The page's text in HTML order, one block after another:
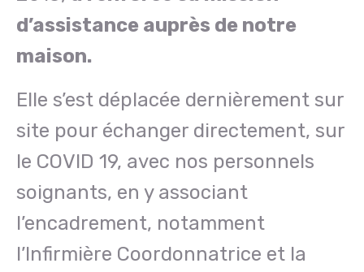
d’assistance auprès de notre
maison.
Elle s’est déplacée dernièrement sur
site pour échanger directement, sur
le COVID 19, avec nos personnels
soignants, en y associant
l’encadrement, notamment
l’Infirmière Coordonnatrice et la